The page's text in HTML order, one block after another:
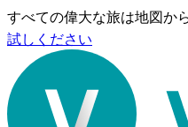
すべての偉大な旅は地図か
試しください